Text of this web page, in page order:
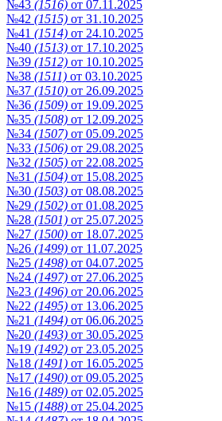
№43 (1516) от 07.11.2025
№42 (1515) от 31.10.2025
№41 (1514) от 24.10.2025
№40 (1513) от 17.10.2025
№39 (1512) от 10.10.2025
№38 (1511) от 03.10.2025
№37 (1510) от 26.09.2025
№36 (1509) от 19.09.2025
№35 (1508) от 12.09.2025
№34 (1507) от 05.09.2025
№33 (1506) от 29.08.2025
№32 (1505) от 22.08.2025
№31 (1504) от 15.08.2025
№30 (1503) от 08.08.2025
№29 (1502) от 01.08.2025
№28 (1501) от 25.07.2025
№27 (1500) от 18.07.2025
№26 (1499) от 11.07.2025
№25 (1498) от 04.07.2025
№24 (1497) от 27.06.2025
№23 (1496) от 20.06.2025
№22 (1495) от 13.06.2025
№21 (1494) от 06.06.2025
№20 (1493) от 30.05.2025
№19 (1492) от 23.05.2025
№18 (1491) от 16.05.2025
№17 (1490) от 09.05.2025
№16 (1489) от 02.05.2025
№15 (1488) от 25.04.2025